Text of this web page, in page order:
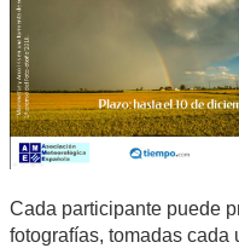
Cada participante puede
fotografías, tomadas cada